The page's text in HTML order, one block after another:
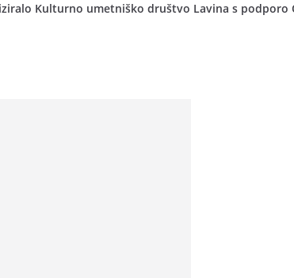
Kulturno umetniško društvo Lavina s podporo